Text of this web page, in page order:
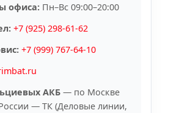
офиса: Пн–Вс 09:00–20:00
+7 (925) 298-61-62
+7 (999) 767-64-10
АКБ — по Москве
— ТК (Деловые линии,